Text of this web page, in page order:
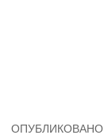
ОПУБЛИКОВАНО